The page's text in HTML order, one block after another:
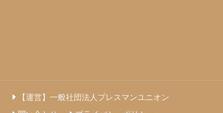
【運営】一般社団法人プレスマンユニオン